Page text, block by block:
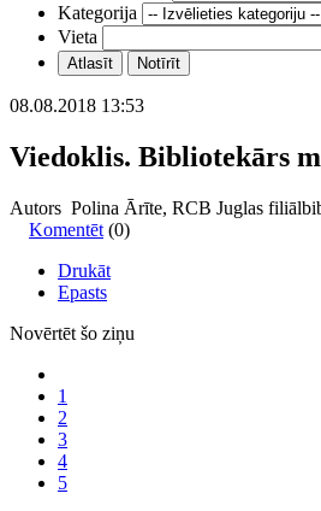
Kategorija
Vieta
08.08.2018 13:53
Viedoklis. Bibliotekārs
Autors Polina Ārīte, RCB Juglas
Komentēt (0)
Drukāt
Epasts
Novērtēt šo ziņu
1
2
3
4
5